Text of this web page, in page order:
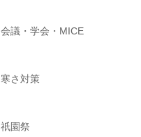
会議・学会・MICE
寒さ対策
祇園祭